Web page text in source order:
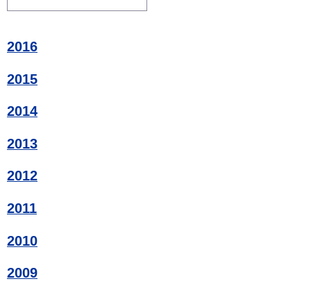
2016
2015
2014
2013
2012
2011
2010
2009